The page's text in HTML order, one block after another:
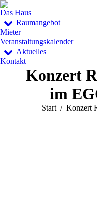
Das Haus
Raumangebot
Mieter
Veranstaltungskalender
Aktuelles
Kontakt
Konzert
im
Sie befinden
Start Konzert